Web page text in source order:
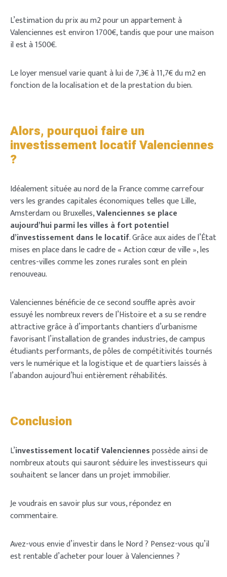
L’estimation du prix au m2 pour un appartement à
Valenciennes est environ 1700€, tandis que pour une maison
il est à 1500€.
Le loyer mensuel varie quant à lui de 7,3€ à 11,7€ du m2 en
fonction de la localisation et de la prestation du bien.
Alors, pourquoi faire un
investissement locatif Valenciennes
?
Idéalement située au nord de la France comme carrefour
vers les grandes capitales économiques telles que Lille,
Amsterdam ou Bruxelles,Valenciennes se place
aujourd’hui parmi les villes à fort potentiel
d’investissement dans le locatif. Grâce aux aides de l’État
mises en place dans le cadre de « Action cœur de ville », les
centres-villes comme les zones rurales sont en plein
renouveau.
Valenciennes bénéficie de ce second souffle après avoir
essuyé les nombreux revers de l’Histoire et a su se rendre
attractive grâce à d’importants chantiers d’urbanisme
favorisant l’installation de grandes industries, de campus
étudiants performants, de pôles de compétitivités tournés
vers le numérique et la logistique et de quartiers laissés à
l’abandon aujourd’hui entièrement réhabilités.
Conclusion
L’investissement locatif Valenciennespossède ainsi de
nombreux atouts qui sauront séduire les investisseurs qui
souhaitent se lancer dans un projet immobilier.
Je voudrais en savoir plus sur vous, répondez en
commentaire.
Avez-vous envie d’investir dans le Nord ? Pensez-vous qu’il
est rentable d’acheter pour louer à Valenciennes ?